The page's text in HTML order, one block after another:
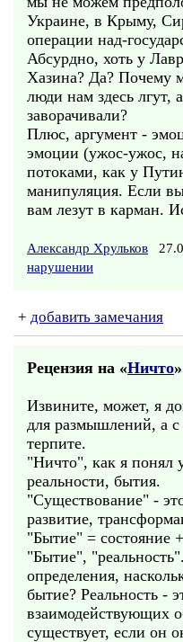
Украине, в Крыму,
операции над-
Абсурдно, хоть у
Хазина? Да? Почему
люди нам здесь лгут,
заворачивали?
Плюс, аргумент -
эмоции (ужос-ужос,
потоками, как у
манипуляция. Если
вам лезут в карман.
Александр Хрульков
нарушении
+ добавить замечания
Рецензия на «Ничто
Извините, может, я
для размышлений, а с
терпите.
"Ничто", как я понял
реальности, бытия.
"Существование" -
развитие,
"Бытие" = состояние
"Бытие",
определения,
бытие? Реальность -
взаимодействующих
существует, если он